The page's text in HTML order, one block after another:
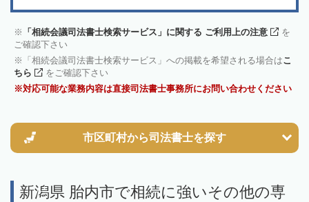
「相続会議司法書士検索サービス」に関する ご利用上の注意
を
ご確認下さい
「相続会議司法書士検索サービス」への掲載を希望される場合はこ
ちら
をご確認下さい
対応可能な業務内容は直接司法書士事務所にお問い合わせください
市区町村から司法書士を探す
新潟県 胎内市で相続に強いその他の専